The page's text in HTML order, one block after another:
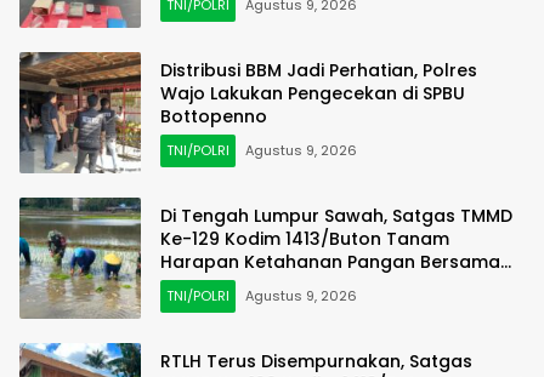
TNI/POLRI Agustus 9, 2026
Distribusi BBM Jadi Perhatian, Polres
Wajo Lakukan Pengecekan di SPBU
Bottopenno
TNI/POLRI Agustus 9, 2026
Di Tengah Lumpur Sawah, Satgas TMMD
Ke-129 Kodim 1413/Buton Tanam
Harapan Ketahanan Pangan Bersama
Warga
TNI/POLRI Agustus 9, 2026
RTLH Terus Disempurnakan, Satgas